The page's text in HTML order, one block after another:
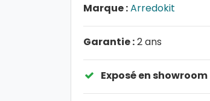
Marque :Arredokit
Garantie :2 ans
Exposé en showroom